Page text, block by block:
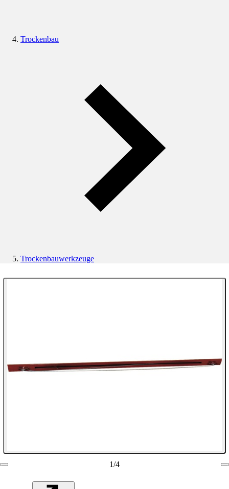
Trockenbau
Trockenbauwerkzeuge
1/4